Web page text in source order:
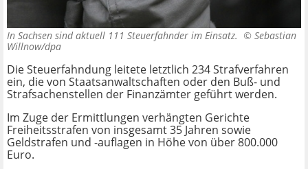
In Sachsen sind aktuell 111 Steuerfahnder im Einsatz. © Sebastian
Willnow/dpa
Die Steuerfahndung leitete letztlich 234 Strafverfahren
ein, die von Staatsanwaltschaften oder den Buß- und
Strafsachenstellen der Finanzämter geführt werden.
Im Zuge der Ermittlungen verhängten Gerichte
Freiheitsstrafen von insgesamt 35 Jahren sowie
Geldstrafen und -auflagen in Höhe von über 800.000
Euro.